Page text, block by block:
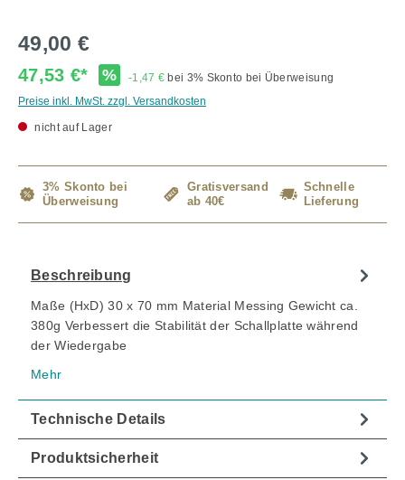
49,00 €
47,53 €* % -1,47 € bei 3% Skonto bei Überweisung
Preise inkl. MwSt. zzgl. Versandkosten
nicht auf Lager
3% Skonto bei
Überweisung
Gratisversand
ab 40€
Schnelle
Lieferung
Beschreibung
Maße (HxD) 30 x 70 mm Material Messing Gewicht ca.
380g Verbessert die Stabilität der Schallplatte während
der Wiedergabe
Mehr
Technische Details
Produktsicherheit